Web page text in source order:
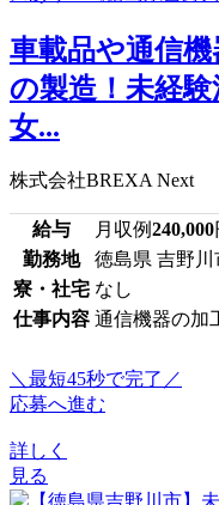
車載品や通信
の製造！未経
女...
株式会社BREXA Next
給与 月収例240,000
勤務地
徳島県 吉野川
寮・社宅 なし
仕事内容 通信機器の加
＼最短45秒で完了／
応募へ進む
詳しく
見る